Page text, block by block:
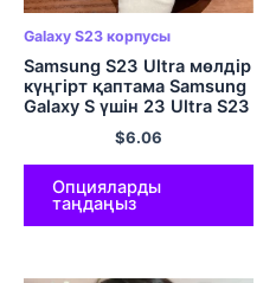
Galaxy S23 корпусы
Samsung S23 Ultra мөлдір
күңгірт қаптама Samsung
Galaxy S үшін 23 Ultra S23
5G S23 Plus S23Plus
металл камерасы мөлдір
жұмсақ қақпақ
$6.06
Опцияларды
таңдаңыз